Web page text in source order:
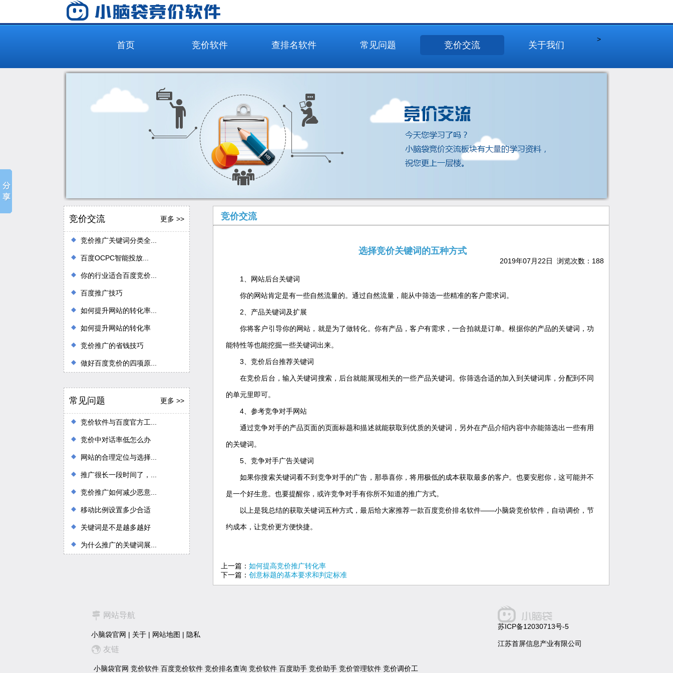
首页 竞价软件 查排名软件
>
常见问题 竞价交流 关于我们
竞价交流 更多 >>
竞价推广关键词分类全...
百度OCPC智能投放...
你的行业适合百度竞价...
百度推广技巧
如何提升网站的转化率...
如何提升网站的转化率
竞价推广的省钱技巧
做好百度竞价的四项原...
常见问题 更多 >>
竞价软件与百度官方工...
竞价中对话率低怎么办
网站的合理定位与选择...
推广很长一段时间了，...
竞价推广如何减少恶意...
移动比例设置多少合适
关键词是不是越多越好
为什么推广的关键词展...
竞价交流
选择竞价关键词的五种方式
2019年07月22日 浏览次数： 188
1、网站后台关键词
你的网站肯定是有一些自然流量的。通过自然流量，能从中筛选一些精准的客户需求词。
2、产品关键词及扩展
你将客户引导你的网站，就是为了做转化。你有产品，客户有需求，一合拍就是订单。根据你的产品的关键词，功
能特性等也能挖掘一些关键词出来。
3、竞价后台推荐关键词
在竞价后台，输入关键词搜索，后台就能展现相关的一些产品关键词。你筛选合适的加入到关键词库，分配到不同
的单元里即可。
4、参考竞争对手网站
通过竞争对手的产品页面的页面标题和描述就能获取到优质的关键词，另外在产品介绍内容中亦能筛选出一些有用
的关键词。
5、竞争对手广告关键词
如果你搜索关键词看不到竞争对手的广告，那恭喜你，将用极低的成本获取最多的客户。也要安慰你，这可能并不
是一个好生意。也要提醒你，或许竞争对手有你所不知道的推广方式。
以上是我总结的获取关键词五种方式，最后给大家推荐一款百度竞价排名软件——小脑袋竞价软件，自动调价，节
约成本，让竞价更方便快捷。
上一篇： 如何提高竞价推广转化率
下一篇： 创意标题的基本要求和判定标准
网站导航
小脑袋官网 | 关于 | 网站地图 | 隐私
友链
小脑袋官网 竞价软件 百度竞价软件 竞价排名查询 竞价软件 百度助手 竞价助手 竞价管理软件 竞价调价工
苏ICP备12030713号-5
江苏首屏信息产业有限公司